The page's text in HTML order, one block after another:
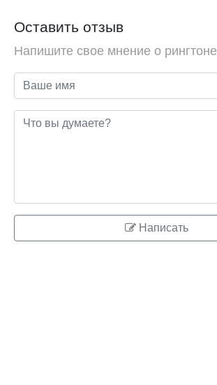
Оставить отзыв
Напишите свое мнение о рингтоне
Написать